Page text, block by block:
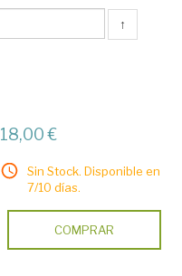
↑
18,00 €
Sin Stock. Disponible en
7/10 días.
COMPRAR